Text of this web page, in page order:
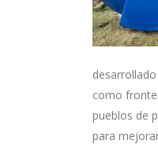
como
pueblos de
para